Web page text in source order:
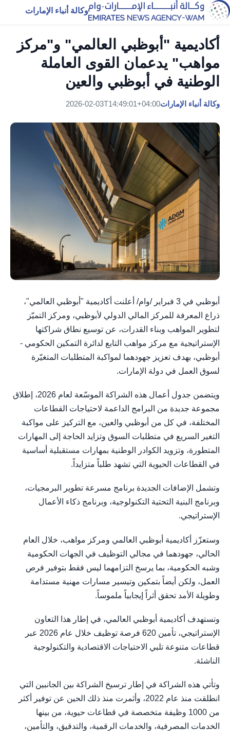
وكالة أنباء الإمارات
أكاديمية "أبوظبي العالمي" و"مركز
مواهب" يدعمان القوى العاملة
الوطنية في أبوظبي والعين
وكالة أنباء الإمارات2026-02-03T14:49:01+04:00
أبوظبي في 3 فبراير /وام/ أعلنت أكاديمية "أبوظبي العالمي"،
ذراع المعرفة للمركز المالي الدولي لأبوظبي، ومركز التميّز
لتطوير المواهب وبناء القدرات، عن توسيع نطاق شراكتها
الإستراتيجية مع مركز مواهب التابع لدائرة التمكين الحكومي -
أبوظبي، بهدف تعزيز جهودهما لمواكبة المتطلبات المتغيّرة
لسوق العمل في دولة الإمارات.
ويتضمن جدول أعمال هذه الشراكة الموسّعة لعام 2026، إطلاق
مجموعة جديدة من البرامج الداعمة لاحتياجات القطاعات
المختلفة، في كل من أبوظبي والعين، مع التركيز على مواكبة
التغير السريع في متطلبات السوق وتزايد الحاجة إلى المهارات
المتطورة، وتزويد الكوادر الوطنية بمهارات مستقبلية أساسية
في القطاعات الحيوية التي تشهد طلباً متزايداً.
وتشمل الإضافات الجديدة برنامج مسرعة تطوير البرمجيات،
وبرنامج البنية التحتية التكنولوجية، وبرنامج ذكاء الأعمال
الإستراتيجي.
وستعزّز أكاديمية أبوظبي العالمي ومركز مواهب، خلال العام
الحالي، جهودهما في مجالي التوظيف في الجهات الحكومية
وشبه الحكومية، بما يرسخ التزامهما ليس فقط بتوفير فرص
العمل، ولكن أيضاً بتمكين وتيسير مسارات مهنية مستدامة
وطويلة الأمد تحقق أثراً إيجابياً ملموساً.
وتستهدف أكاديمية أبوظبي العالمي، في إطار هذا التعاون
الإستراتيجي، تأمين 620 فرصة توظيف خلال عام 2026 عبر
قطاعات متنوعة تلبي الاحتياجات الاقتصادية والتكنولوجية
الناشئة.
وتأتي هذه الشراكة في إطار ترسيخ الشراكة بين الجانبين التي
انطلقت منذ عام 2022، وأثمرت منذ ذلك الحين عن توفير أكثر
من 1000 وظيفة متخصصة في قطاعات حيوية، من بينها
الخدمات المصرفية، والخدمات الرقمية، والتدقيق، والتأمين،